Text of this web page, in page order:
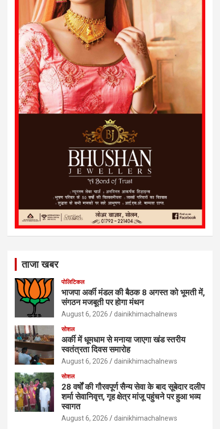
ताजा खबर
पोलिटिकल
भाजपा अर्की मंडल की बैठक 8 अगस्त को भूमती में,
संगठन मजबूती पर होगा मंथन
August 6, 2026 dainikhimachalnews
सोशल
अर्की में धूमधाम से मनाया जाएगा खंड स्तरीय
स्वतंत्रता दिवस समारोह
August 6, 2026 dainikhimachalnews
सोशल
28 वर्षों की गौरवपूर्ण सैन्य सेवा के बाद सूबेदार दलीप
शर्मा सेवानिवृत्त, गृह क्षेत्र मांजू पहुंचने पर हुआ भव्य
स्वागत
August 6, 2026 dainikhimachalnews